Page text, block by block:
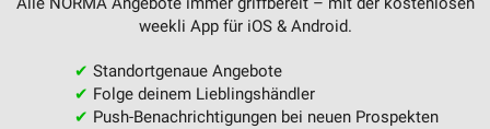
weekli App für iOS & Android.
✔ Standortgenaue Angebote
✔ Folge deinem Lieblingshändler
✔ Push-Benachrichtigungen bei neuen Prospekten